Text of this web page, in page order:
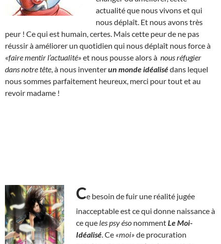
actualité que nous vivons et qui
nous déplaît. Et nous avons très
peur ! Ce qui est humain, certes. Mais cette peur de ne pas
réussir à améliorer un quotidien qui nous déplaît nous force à
«faire mentir l’actualité» et nous pousse alors à nous réfugier
dans notre tête , à nous inventerun monde idéalisédans lequel
nous sommes parfaitement heureux, merci pour tout et au
revoir madame !
Ce besoin de fuir une réalité jugée
inacceptable est ce qui donne naissance à
ce que les psy éso nommentLe Moi-
Idéalisé . Ce «moi» de procuration